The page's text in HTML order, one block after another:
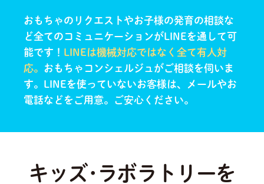
おもちゃのリクエストやお子様の発育の相談な
ど全てのコミュニケーションがLINEを通して可
能です！ LINEは機械対応ではなく全て有人対
応。 おもちゃコンシェルジュがご相談を伺いま
す。 LINEを使っていないお客様は、メールやお
電話などをご用意。ご安心ください。
キッズ･ラボラトリーを